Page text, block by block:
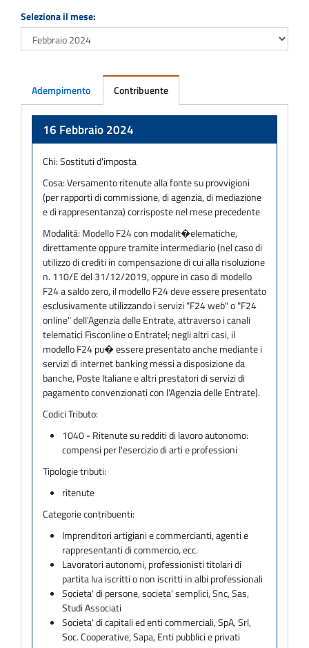
Seleziona il mese:
Adempimento Contribuente
16 Febbraio 2024
Chi:Sostituti d'imposta
Cosa:Versamento ritenute alla fonte su provvigioni
(per rapporti di commissione, di agenzia, di mediazione
e di rappresentanza) corrisposte nel mese precedente
Modalità: Modello F24 con modalit�elematiche,
direttamente oppure tramite intermediario (nel caso di
utilizzo di crediti in compensazione di cui alla risoluzione
n. 110/E del 31/12/2019, oppure in caso di modello
F24 a saldo zero, il modello F24 deve essere presentato
esclusivamente utilizzando i servizi "F24 web" o "F24
online" dell'Agenzia delle Entrate, attraverso i canali
telematici Fisconline o Entratel; negli altri casi, il
modello F24 pu� essere presentato anche mediante i
servizi di internet banking messi a disposizione da
banche, Poste Italiane e altri prestatori di servizi di
pagamento convenzionati con l'Agenzia delle Entrate).
Codici Tributo:
1040 - Ritenute su redditi di lavoro autonomo:
compensi per l'esercizio di arti e professioni
Tipologie tributi:
ritenute
Categorie contribuenti:
Imprenditori artigiani e commercianti, agenti e
rappresentanti di commercio, ecc.
Lavoratori autonomi, professionisti titolari di
partita Iva iscritti o non iscritti in albi professionali
Societa' di persone, societa' semplici, Snc, Sas,
Studi Associati
Societa' di capitali ed enti commerciali, SpA, Srl,
Soc. Cooperative, Sapa, Enti pubblici e privati